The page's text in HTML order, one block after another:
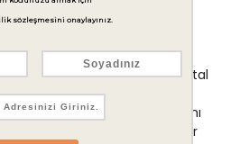
Bezi öncelikle mutfak
Tabak, bardak ve çatal
kurulanmasında
cm ölçüsü, mutfak tezgahı
temizlenmesinde de pratik bir